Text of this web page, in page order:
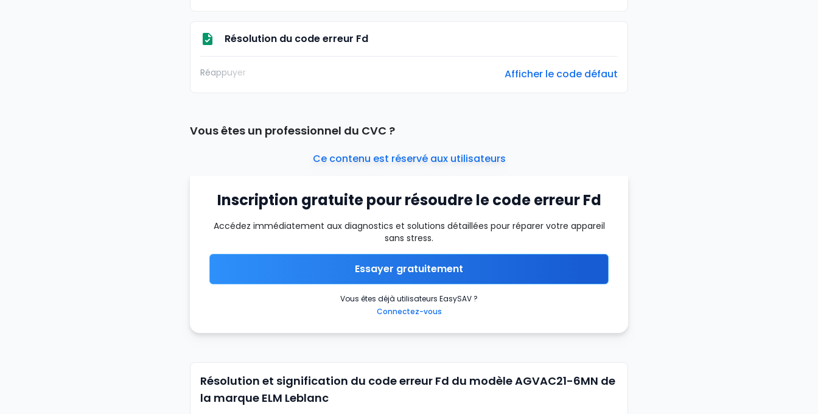
Résolution du code erreur Fd
Réappuyer Afficher le code défaut
Vous êtes un professionnel du CVC ?
Ce contenu est réservé aux utilisateurs
Inscription gratuite pour résoudre le code erreur Fd
Accédez immédiatement aux diagnostics et solutions détaillées pour réparer votre appareil
sans stress.
Essayer gratuitement
Vous êtes déjà utilisateurs EasySAV ?
Connectez-vous
Résolution et signification du code erreur Fd du modèle AGVAC21-6MN de
la marque ELM Leblanc